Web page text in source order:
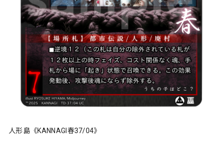
人形島《KANNAGI春37/04》